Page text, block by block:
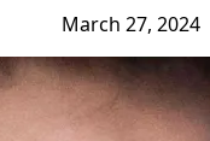
March 27, 2024